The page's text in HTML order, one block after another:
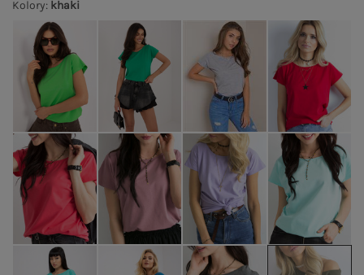
Kolory: khaki